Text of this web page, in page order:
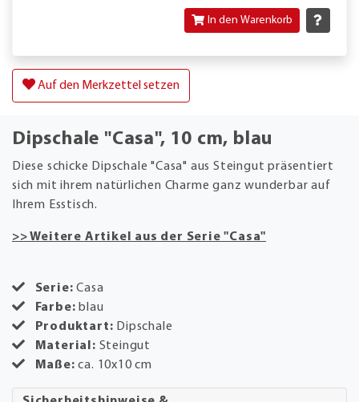
In den Warenkorb
Auf den Merkzettel setzen
Dipschale "Casa", 10 cm, blau
Diese schicke Dipschale "Casa" aus Steingut präsentiert
sich mit ihrem natürlichen Charme ganz wunderbar auf
Ihrem Esstisch.
>> Weitere Artikel aus der Serie "Casa"
Serie: Casa
Farbe: blau
Produktart: Dipschale
Material: Steingut
Maße:ca. 10x10 cm